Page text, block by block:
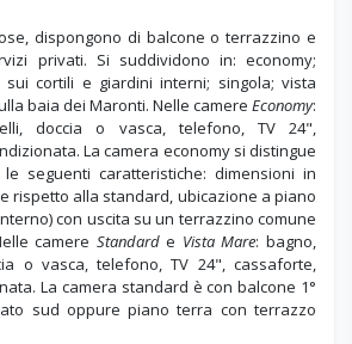
dispongono di balcone o terrazzino e
privati. Si suddividono in: economy;
cortili e giardini interni; singola; vista
baia dei Maronti. Nelle camere Economy:
doccia o vasca, telefono, TV 24",
La camera economy si distingue
seguenti caratteristiche: dimensioni in
rispetto alla standard, ubicazione a piano
con uscita su un terrazzino comune
camere Standarde Vista Mare: bagno,
o vasca, telefono, TV 24", cassaforte,
La camera standard è con balcone 1°
sud oppure piano terra con terrazzo